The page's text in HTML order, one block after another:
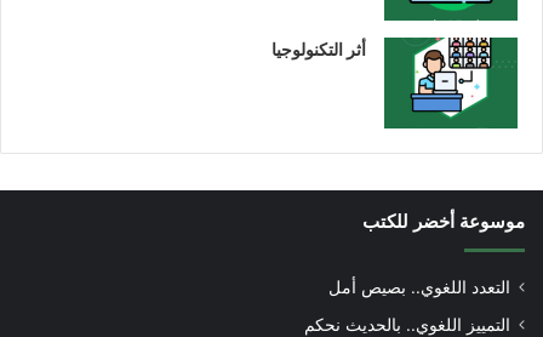
أثر التكنولوجيا
موسوعة أخضر للكتب
التعدد اللغوي.. بصيص أمل
التمييز اللغوي.. بالحديث نحكم